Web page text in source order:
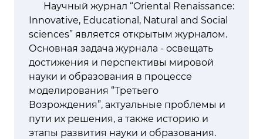
Научный журнал “Oriental Renaissance:
Innovative, Educational, Natural and Social
sciences” является открытым журналом.
Основная задача журнала - освещать
достижения и перспективы мировой
науки и образования в процессе
моделирования “Третьего
Возрождения”, актуальные проблемы и
пути их решения, а также историю и
этапы развития науки и образования.